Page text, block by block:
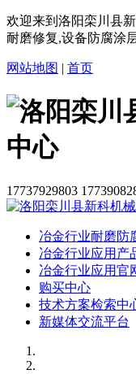
欢迎来到洛阳栾川县
耐磨修复,设备防腐涂
网站地图 | 首页
17737929803
冶金行业耐磨防
冶金行业应用产
冶金行业应用官
购买中心
技术方案检索中
新媒体交流平台